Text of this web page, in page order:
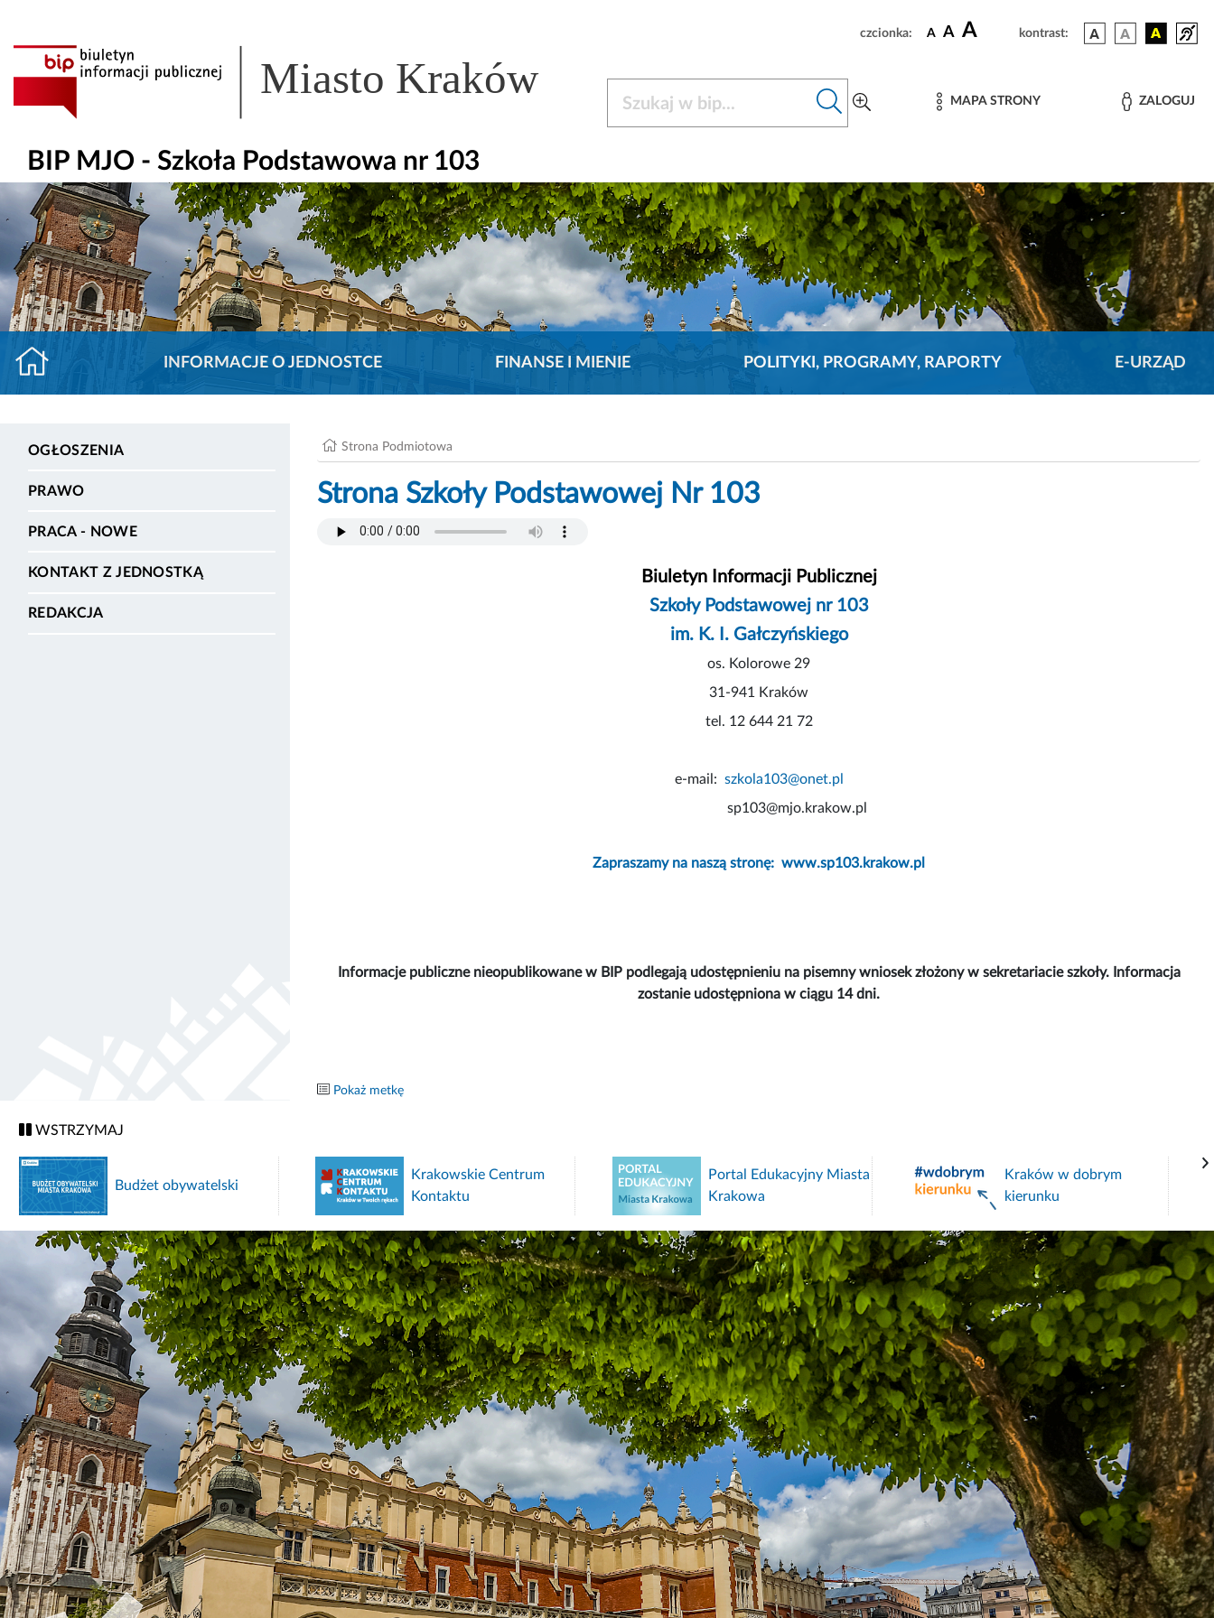
czcionka: A A A kontrast:
Miasto Kraków MAPA STRONY ZALOGUJ
BIP MJO - Szkoła Podstawowa nr 103
INFORMACJE O JEDNOSTCE FINANSE I MIENIE POLITYKI, PROGRAMY, RAPORTY E-URZĄD
OGŁOSZENIA
PRAWO
PRACA - NOWE
KONTAKT Z JEDNOSTKĄ
REDAKCJA
Strona Podmiotowa
Strona Szkoły Podstawowej Nr 103
Biuletyn Informacji Publicznej
Szkoły Podstawowej nr 103
im. K. I. Gałczyńskiego
os. Kolorowe 29
31-941 Kraków
tel. 12 644 21 72
e-mail: szkola103@onet.pl
sp103@mjo.krakow.pl
Zapraszamy na naszą stronę: www.sp103.krakow.pl
Informacje publiczne nieopublikowane w BIP podlegają udostępnieniu na pisemny wniosek złożony w sekretariacie szkoły. Informacja
zostanie udostępniona w ciągu 14 dni.
Pokaż metkę
WSTRZYMAJ
Budżet obywatelski
Krakowskie Centrum
Kontaktu
Portal Edukacyjny Miasta
Krakowa
Kraków w dobrym
kierunku